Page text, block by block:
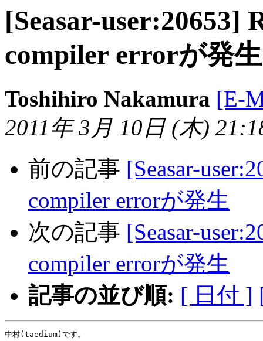
[Seasar-user:20653]
compiler errorが発生
Toshihiro Nakamura [E-
2011年 3月 10日 (木)
前の記事 [Seasar-
compiler errorが発生
次の記事 [Seasar-
compiler errorが発生
記事の並び順: [ 日付 ]
中村(taedium)です。